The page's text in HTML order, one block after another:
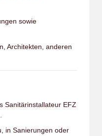
sowie
Architekten, anderen
Sanitärinstallateur EFZ
in Sanierungen oder